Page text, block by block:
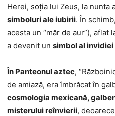
Herei, soţia lui Zeus, la nunta
simboluri ale iubirii. În
acesta un “măr de aur”), aflat
a devenit un simbol al
În Panteonul aztec,
de amiază, era îmbrăcat în
cosmologia mexicană,
misterului reînvierii,